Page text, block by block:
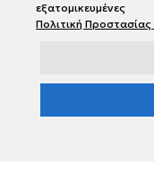
e-
Πολιτική